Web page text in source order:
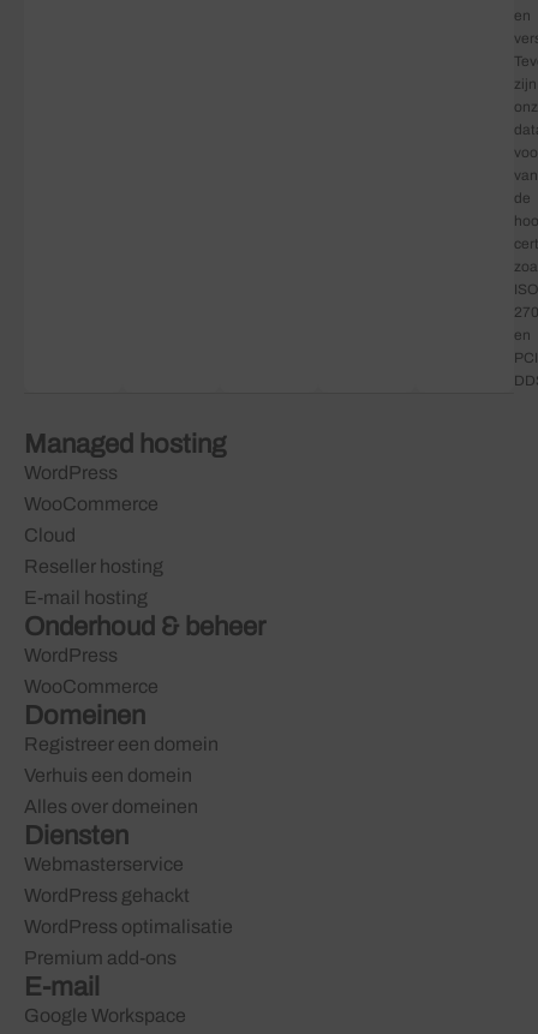
en
zijn
van
de
ISO
en
Managed hosting
WordPress
WooCommerce
Cloud
Reseller hosting
E-mail hosting
Onderhoud & beheer
WordPress
WooCommerce
Domeinen
Registreer een domein
Verhuis een domein
Alles over domeinen
Diensten
Webmasterservice
WordPress gehackt
WordPress optimalisatie
Premium add-ons
E-mail
Google Workspace